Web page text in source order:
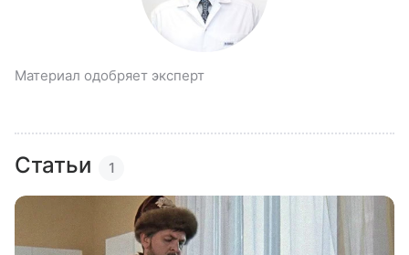
Материал одобряет эксперт
Статьи 1